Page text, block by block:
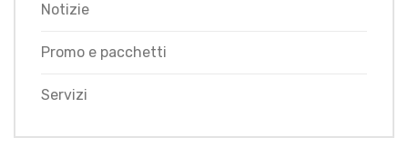
Notizie
Promo e pacchetti
Servizi